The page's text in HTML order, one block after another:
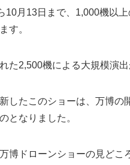
10月13日まで、1,000機以
す。
た2,500機による大規模演出
したこのショーは、万博
となりました。
博ドローンショーの見ど